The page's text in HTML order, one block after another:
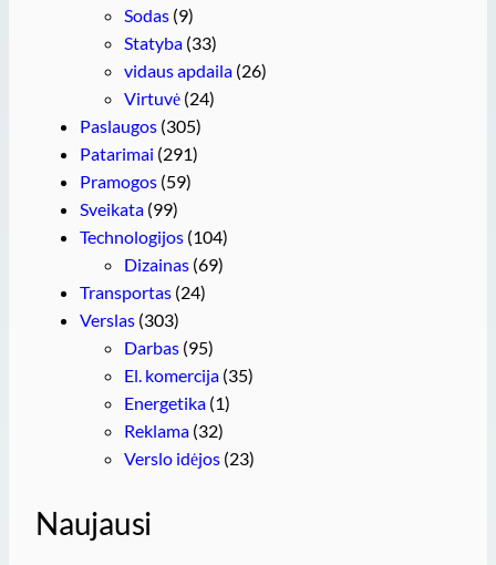
Sodas (9)
Statyba (33)
vidaus apdaila (26)
Virtuvė (24)
Paslaugos (305)
Patarimai (291)
Pramogos (59)
Sveikata (99)
Technologijos (104)
Dizainas (69)
Transportas (24)
Verslas (303)
Darbas (95)
El. komercija (35)
Energetika (1)
Reklama (32)
Verslo idėjos (23)
Naujausi